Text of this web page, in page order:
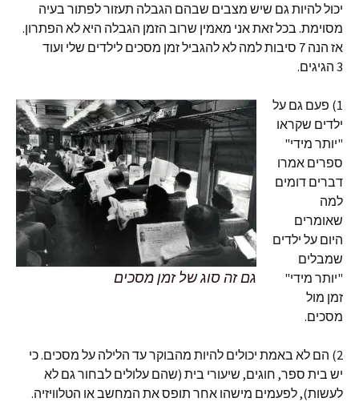
יכול להיות גם שיש מצבים שבהם הגבלה תעזור לפתור בעיה
מסוימת. בכל זאת אני מאמין שרוב הזמן הגבלה היא לא הפתרון.
אז הנה 7 סיבות למה לא להגביל זמן מסכים לילדים שלי ועוד
3 הגיגים.
גם זה סוג של זמן מסכים
1) פעם גם על
ילדים שקראו
"יותר מידי"
ספרים אמרו
דברים דומים
למה
שאומרים
היום על ילדים
שמבלים
"יותר מידי"
זמן מול
מסכים.
2) הם לא באמת יכולים להיות מהבוקר עד הלילה על מסכים. כי
יש בית ספר, חוגים, שיעורי בית (שהם עלולים לבחור גם לא
לעשות), לפעמים מישהו אחר תופס את המחשב או הטלוויזיה.